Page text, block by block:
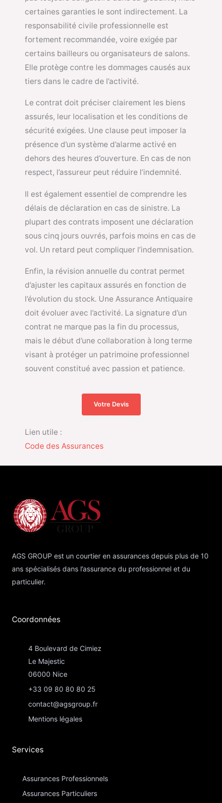
certaines garanties le sont indirectement. La
responsabilité civile professionnelle est
fortement recommandée, voire exigée par
certains bailleurs ou organisateurs de salons.
Elle protège contre les dommages causés aux
tiers dans le cadre de l’activité.
Le contrat doit préciser clairement les biens
assurés, leur localisation et les conditions de
sécurité exigées. Une clause peut imposer la
présence d’un système d’alarme activé en
dehors des heures d’ouverture. En cas de non
respect, l’assureur peut réduire l’indemnité.
Il est également essentiel de comprendre les
délais de déclaration en cas de sinistre. La
plupart des contrats imposent une déclaration
sous cinq jours ouvrés, parfois moins en cas de
vol. Un retard peut compliquer l’indemnisation.
Enfin, la révision annuelle du contrat permet
d’ajuster les capitaux assurés en fonction de
l’évolution du stock. Une Assurance Antiquaire
doit évoluer avec l’activité. La signature d’un
contrat ne marque pas la fin du processus,
mais le début d’une collaboration à long terme
visant à protéger un patrimoine professionnel
souvent constitué avec passion et patience.
Votre Devis
Lien utile :
Code des Assurances
AGS GROUP est un courtier en assurances depuis plus de 10
ans spécialisés dans l’assurance du professionnel et du
particulier.
Coordonnées​
4 Boulevard de Cimiez
Le Majestic
06000 Nice
+33 09 80 80 80 25
contact@agsgroup.fr
Mentions légales
Services
Assurances Professionnels
Assurances Particuliers​